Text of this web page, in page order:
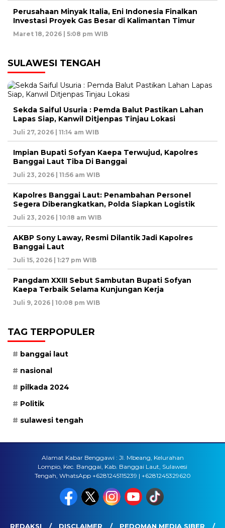
Perusahaan Minyak Italia, Eni Indonesia Finalkan
Investasi Proyek Gas Besar di Kalimantan Timur
Maret 18, 2026 | 5:08 pm WIB
SULAWESI TENGAH
Sekda Saiful Usuria : Pemda Balut Pastikan Lahan
Lapas Siap, Kanwil Ditjenpas Tinjau Lokasi
Juli 27, 2026 | 11:14 am WIB
Impian Bupati Sofyan Kaepa Terwujud, Kapolres
Banggai Laut Tiba Di Banggai
Juli 23, 2026 | 11:56 am WIB
Kapolres Banggai Laut: Penambahan Personel
Segera Diberangkatkan, Polda Siapkan Logistik
Juli 23, 2026 | 10:18 am WIB
AKBP Sony Laway, Resmi Dilantik Jadi Kapolres
Banggai Laut
Juli 15, 2026 | 1:27 pm WIB
Pangdam XXIII Sebut Sambutan Bupati Sofyan
Kaepa Terbaik Selama Kunjungan Kerja
Juli 9, 2026 | 10:08 pm WIB
TAG TERPOPULER
banggai laut
nasional
pilkada 2024
Politik
sulawesi tengah
Alamat Kabar Benggawi : Jl. Mbeang, Kelurahan
Lompio, Kec. Banggai, Kab. Banggai Laut, Sulawesi
Tengah, WhatsApp +6281245115239 | +6281245329620
REDAKSI DISCLAIMER PEDOMAN MEDIA SIBER